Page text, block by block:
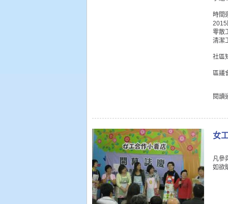
時間
2015
零散
清潔
社區
區議
閱讀
女
凡參
如欲